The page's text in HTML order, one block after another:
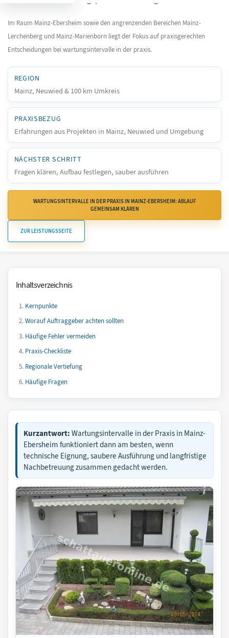
Im Raum Mainz-Ebersheim sowie den angrenzenden Bereichen Mainz-
Lerchenberg und Mainz-Marienborn liegt der Fokus auf praxisgerechten
Entscheidungen bei wartungsintervalle in der praxis.
REGION
Mainz, Neuwied & 100 km Umkreis
PRAXISBEZUG
Erfahrungen aus Projekten in Mainz, Neuwied und Umgebung
NÄCHSTER SCHRITT
Fragen klären, Aufbau festlegen, sauber ausführen
WARTUNGSINTERVALLE IN DER PRAXIS IN MAINZ-EBERSHEIM: ABLAUF
GEMEINSAM KLÄREN
ZUR LEISTUNGSSEITE
Inhaltsverzeichnis
Kernpunkte
Worauf Auftraggeber achten sollten
Häufige Fehler vermeiden
Praxis-Checkliste
Regionale Vertiefung
Häufige Fragen
Kurzantwort: Wartungsintervalle in der Praxis in Mainz-
Ebersheim funktioniert dann am besten, wenn
technische Eignung, saubere Ausführung und langfristige
Nachbetreuung zusammen gedacht werden.